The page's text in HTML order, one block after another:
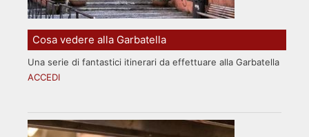
Cosa vedere alla Garbatella
Una serie di fantastici itinerari da effettuare alla Garbatella
ACCEDI